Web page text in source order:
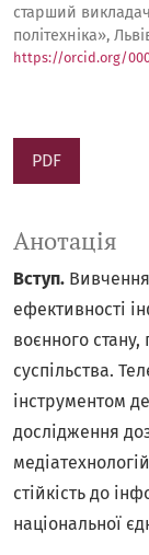
старший
політехніка»,
https://orcid.org/
PDF
Анотація
Вступ.
ефективності
воєнного стану,
суспільства.
інструментом
дослідження
стійкість до
національної